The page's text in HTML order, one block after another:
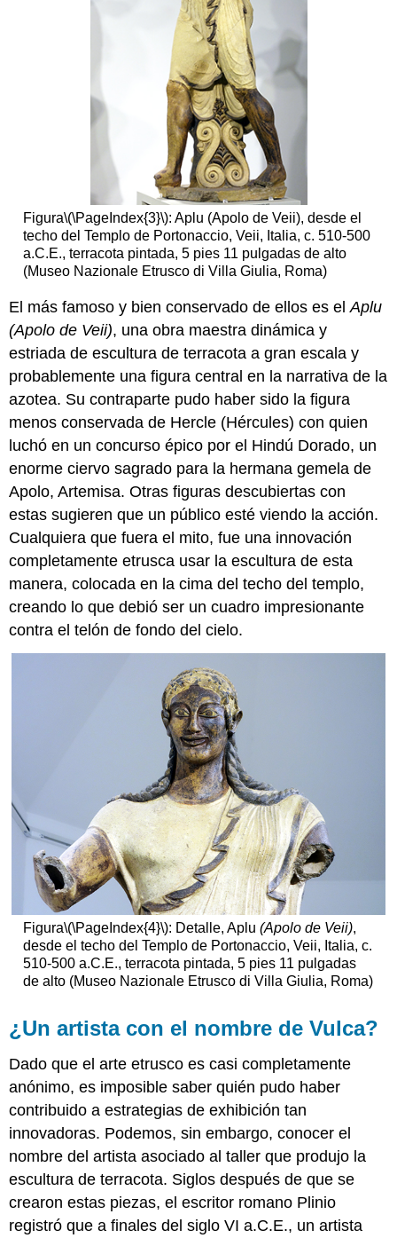
Figura\(\PageIndex{3}\): Aplu (Apolo de Veii), desde el
techo del Templo de Portonaccio, Veii, Italia, c. 510-500
a.C.E., terracota pintada, 5 pies 11 pulgadas de alto
(Museo Nazionale Etrusco di Villa Giulia, Roma)
El más famoso y bien conservado de ellos es elAplu
(Apolo de Veii), una obra maestra dinámica y
estriada de escultura de terracota a gran escala y
probablemente una figura central en la narrativa de la
azotea. Su contraparte pudo haber sido la figura
menos conservada de Hercle (Hércules) con quien
luchó en un concurso épico por el Hindú Dorado, un
enorme ciervo sagrado para la hermana gemela de
Apolo, Artemisa. Otras figuras descubiertas con
estas sugieren que un público esté viendo la acción.
Cualquiera que fuera el mito, fue una innovación
completamente etrusca usar la escultura de esta
manera, colocada en la cima del techo del templo,
creando lo que debió ser un cuadro impresionante
contra el telón de fondo del cielo.
Figura\(\PageIndex{4}\): Detalle, Aplu (Apolo de Veii),
desde el techo del Templo de Portonaccio, Veii, Italia, c.
510-500 a.C.E., terracota pintada, 5 pies 11 pulgadas
de alto (Museo Nazionale Etrusco di Villa Giulia, Roma)
¿Un artista con el nombre de Vulca?
Dado que el arte etrusco es casi completamente
anónimo, es imposible saber quién pudo haber
contribuido a estrategias de exhibición tan
innovadoras. Podemos, sin embargo, conocer el
nombre del artista asociado al taller que produjo la
escultura de terracota. Siglos después de que se
crearon estas piezas, el escritor romano Plinio
registró que a finales del siglo VI a.C.E., un artista